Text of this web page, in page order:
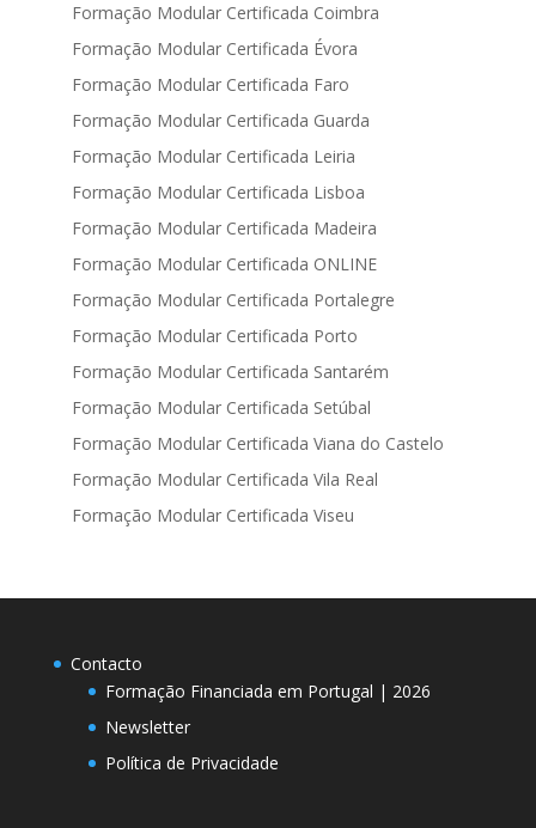
Formação Modular Certificada Coimbra
Formação Modular Certificada Évora
Formação Modular Certificada Faro
Formação Modular Certificada Guarda
Formação Modular Certificada Leiria
Formação Modular Certificada Lisboa
Formação Modular Certificada Madeira
Formação Modular Certificada ONLINE
Formação Modular Certificada Portalegre
Formação Modular Certificada Porto
Formação Modular Certificada Santarém
Formação Modular Certificada Setúbal
Formação Modular Certificada Viana do Castelo
Formação Modular Certificada Vila Real
Formação Modular Certificada Viseu
Contacto
Formação Financiada em Portugal | 2026
Newsletter
Política de Privacidade